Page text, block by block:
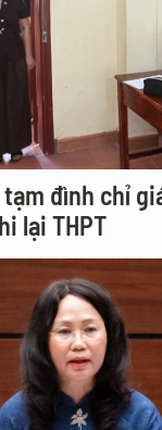
đình chỉ
lại THPT